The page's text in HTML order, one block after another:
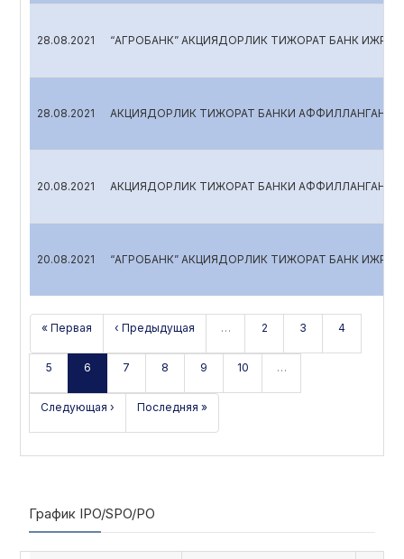
28.08.2021 “АГРОБАНК” АКЦИЯДОРЛИК ТИЖОРАТ БАНК
28.08.2021 АКЦИЯДОРЛИК ТИЖОРАТ БАНКИ АФФИЛЛАНГАН
20.08.2021 АКЦИЯДОРЛИК ТИЖОРАТ БАНКИ АФФИЛЛАНГАН
20.08.2021 “АГРОБАНК” АКЦИЯДОРЛИК ТИЖОРАТ БАНК
« Первая ‹ Предыдущая … 2 3 4
5 6 7 8 9 10 …
Следующая › Последняя »
График IPO/SPO/PO